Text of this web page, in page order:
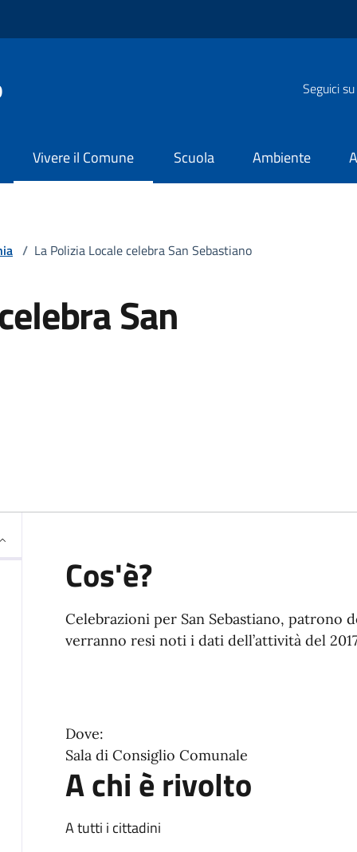
Seguici su
Vivere il Comune Scuola Ambiente
/ La Polizia Locale celebra San Sebastiano
San
Cos'è?
Celebrazioni per San Sebastiano, patrono
verranno resi noti i dati dell’attività del
Dove:
Sala di Consiglio Comunale
A chi è rivolto
A tutti i cittadini